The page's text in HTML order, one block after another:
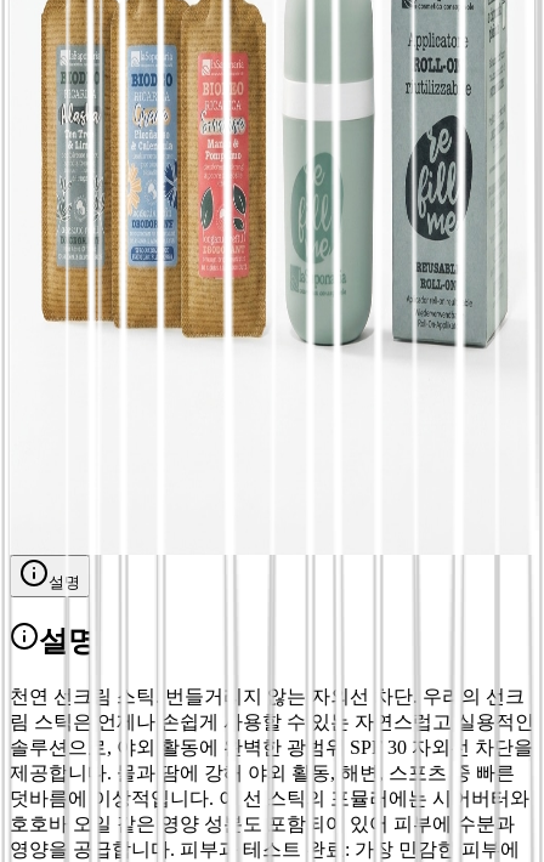
Himalaya, 상쾌함
€ 21.90
리필 가능한 천연 데오드란트 | 2가지 향과 어플
리케이터 - La Saponaria, 롤온 + 리필 또는 리
필 전용 리필, 향수 Alaska
€ 5.10
천연 유기농 립 펜슬 | 3가지 색상: 카라멜, 포
도, 블랙베리 - La Saponaria, 우바 색상
설명
설명
천연 선크림 스틱. 번들거리지 않는 자외선 차단. 우리의 선크
림 스틱은 언제나 손쉽게 사용할 수 있는 자연스럽고 실용적인
솔루션으로, 야외 활동에 완벽한 광범위 SPF 30 자외선 차단을
제공합니다. 물과 땀에 강해 야외 활동, 해변, 스포츠 중 빠른
덧바름에 이상적입니다. 이 선 스틱의 포뮬러에는 시어버터와
호호바 오일 같은 영양 성분도 포함되어 있어 피부에 수분과
영양을 공급합니다. 피부과 테스트 완료: 가장 민감한 피부에